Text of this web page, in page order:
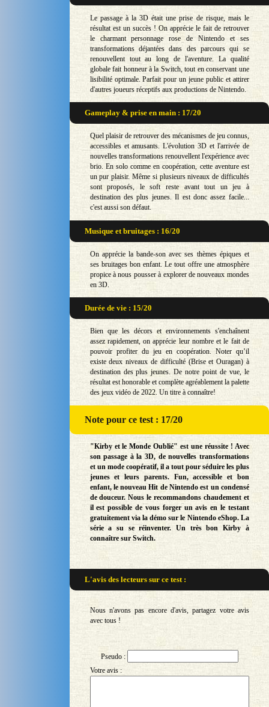
Le passage à la 3D était une prise de risque, mais le
résultat est un succès ! On apprécie le fait de retrouver
le charmant personnage rose de Nintendo et ses
transformations déjantées dans des parcours qui se
renouvellent tout au long de l'aventure. La qualité
globale fait honneur à la Switch, tout en conservant une
lisibilité optimale. Parfait pour un jeune public et attirer
d'autres joueurs réceptifs aux productions de Nintendo.
Gameplay & prise en main : 17/20
Quel plaisir de retrouver des mécanismes de jeu connus,
accessibles et amusants. L'évolution 3D et l'arrivée de
nouvelles transformations renouvellent l'expérience avec
brio. En solo comme en coopération, cette aventure est
un pur plaisir. Même si plusieurs niveaux de difficultés
sont proposés, le soft reste avant tout un jeu à
destination des plus jeunes. Il est donc assez facile...
c'est aussi son défaut.
Musique et bruitages : 16/20
On apprécie la bande-son avec ses thèmes épiques et
ses bruitages bon enfant. Le tout offre une atmosphère
propice à nous pousser à explorer de nouveaux mondes
en 3D.
Durée de vie : 15/20
Bien que les décors et environnements s'enchaînent
assez rapidement, on apprécie leur nombre et le fait de
pouvoir profiter du jeu en coopération. Noter qu’il
existe deux niveaux de difficulté (Brise et Ouragan) à
destination des plus jeunes. De notre point de vue, le
résultat est honorable et complète agréablement la palette
des jeux vidéo de 2022. Un titre à connaître!
Notepour ce test : 17/20
"Kirby et le Monde Oublié" est une réussite ! Avec
son passage à la 3D, de nouvelles transformations
et un mode coopératif, il a tout pour séduire les plus
jeunes et leurs parents. Fun, accessible et bon
enfant, le nouveau Hit de Nintendo est un condensé
de douceur. Nous le recommandons chaudement et
il est possible de vous forger un avis en le testant
gratuitement via la démo sur le Nintendo eShop. La
série a su se réinventer. Un très bon Kirby à
connaître sur Switch.
L'avis des lecteurs surce test :
Nous n'avons pas encore d'avis, partagez votre avis
avec tous !
Pseudo :
Votre avis :